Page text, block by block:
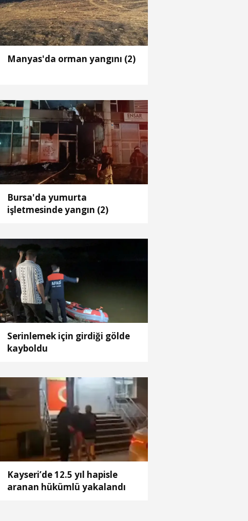
Manyas'da orman yangını (2)
Bursa'da yumurta
işletmesinde yangın (2)
Serinlemek için girdiği gölde
kayboldu
Kayseri’de 12.5 yıl hapisle
aranan hükümlü yakalandı